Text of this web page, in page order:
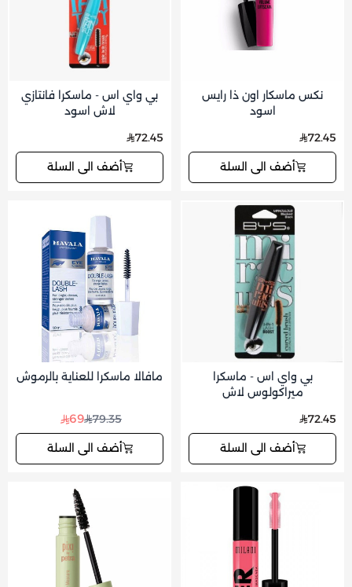
نكس ماسكار اون ذا رايس
اسود
72.45
أضف الى السلة
بي واي اس - ماسكرا فانتازي
لاش اسود
72.45
أضف الى السلة
بي واي اس - ماسكرا
ميراكولوس لاش
72.45
أضف الى السلة
مافالا ماسكرا للعناية بالرموش
79.35
69
أضف الى السلة